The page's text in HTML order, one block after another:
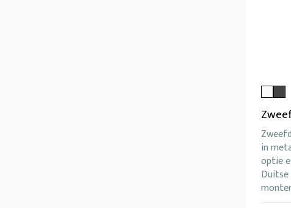
in
optie